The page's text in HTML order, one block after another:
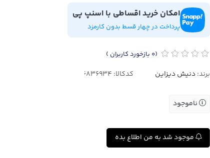
امکان خرید اقساطی با اسنپ پی
پرداخت در چهار قسط بدون کارمزد
(0 بازخورد کاربران )
برند:دنیش دیزاین کدکالا:
ناموجود
موجود شد به من اطلاع بده